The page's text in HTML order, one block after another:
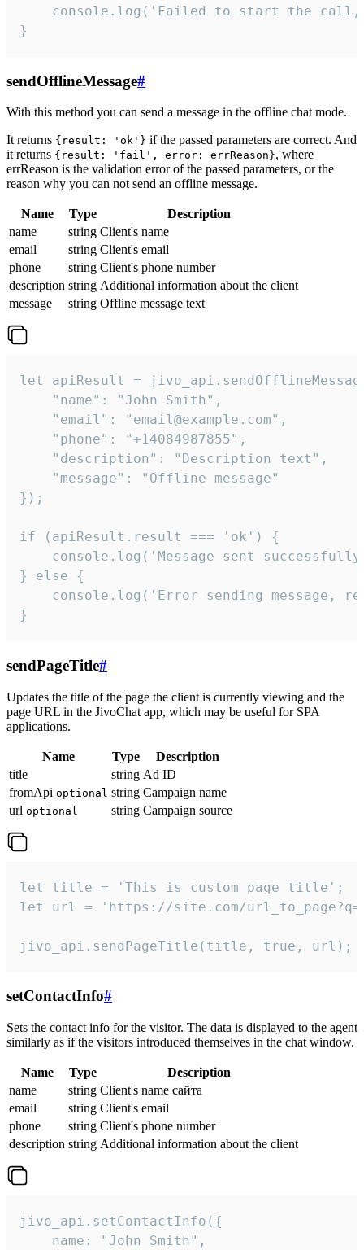
console.log('Failed to start the
}
sendOfflineMessage#
With this method you can send a message in the offline chat mode.
It returns {result: 'ok'} if the passed parameters are correct. And
it returns {result: 'fail', error: errReason}, where
errReason is the validation error of the passed parameters, or the
reason why you can not send an offline message.
Name Type
Description
name
string Client's name
email
string Client's email
phone
string Client's phone number
description string Additional information about the client
message
string Offline message text
let apiResult =
    "name": "John Smith",
    "email": "email@example.com",
    "phone": "+14084987855",
    "description": "Description text",
    "message": "Offline message"
});
if (apiResult.result === 'ok') {
console.log('Message sent
} else {
console.log('Error sending message,
}
sendPageTitle#
Updates the title of the page the client is currently viewing and the
page URL in the JivoChat app, which may be useful for SPA
applications.
Name Type
Description
title
string Ad ID
fromApi optional string Campaign name
url optional string Campaign source
let title = 'This is custom page title';
let url = 'https://site.com/
jivo_api.sendPageTitle(title, true, url);
setContactInfo#
Sets the contact info for the visitor. The data is displayed to the agent
similarly as if the visitors introduced themselves in the chat window.
Name Type
Description
name
string Client's name сайта
email
string Client's email
phone
string Client's phone number
description string Additional information about the client
jivo_api.setContactInfo({
    name: "John Smith",